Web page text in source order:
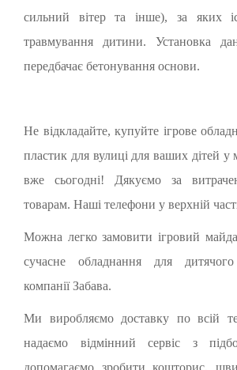
сильний вітер та інше), за яких
травмування дитини. Установка
передбачає бетонування основи.
Не відкладайте, купуйте ігрове
пластик для вулиці для ваших дітей у
вже сьогодні! Дякуємо за
товарам. Наші телефони у верхній
Можна легко замовити ігровий
сучасне обладнання для
компанії Забава.
Ми виробляємо доставку по всій
надаємо відмінний сервіс з
допомагаємо зробити кошторис,